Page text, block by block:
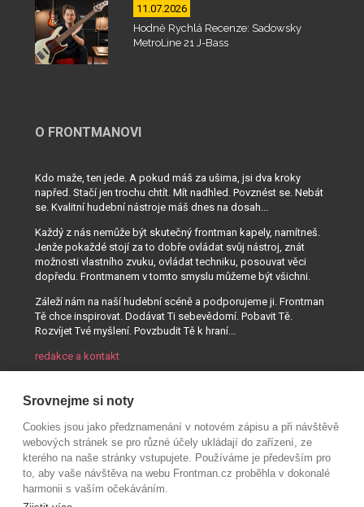
11.07.2026
Hodně Rychlá Recenze: Sadowsky
MetroLine 21 J-Bass
O FRONTMANOVI
Kdo maže, ten jede. A pokud máš za ušima, jsi dva kroky
napřed. Stačí jen trochu chtít. Mít nadhled. Povznést se. Nebát
se. Kvalitní hudební nástroje máš dnes na dosah...
Každý z nás nemůže být skutečný frontman kapely, namítneš.
Jenže pokaždé stojí za to dobře ovládat svůj nástroj, znát
možnosti vlastního zvuku, ovládat techniku, posouvat věci
dopředu. Frontmanem v tomto smyslu můžeme být všichni.
Záleží nám na naší hudební scéně a podporujeme ji. Frontman
Tě chce inspirovat. Dodávat Ti sebevědomí. Pobavit Tě.
Rozvíjet Tvé myšlení. Povzbudit Tě k hraní...
redakce a kontakt
Srovnejme si noty
Cookies jsou jako předznamenání v notovém zápisu a při návštěvě
webových stránek se pro různé účely ukládají do zařízení, ze
kterého na naše stránky vstupujete. Používáme je především pro
to, aby vaše návštěva na webu Frontman.cz proběhla v dokonalé
harmonii s vaším očekáváním.